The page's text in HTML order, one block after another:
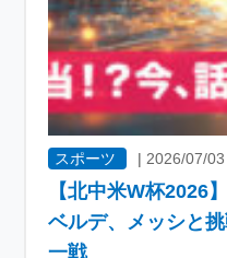
スポーツ | 2026/07/03
【北中米W杯2026
ベルデ、メッシと
一戦